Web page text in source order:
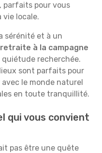
parfaits pour vous
vie locale.
sérénité et à un
retraite à la campagne
recherchée.
sont parfaits pour
le monde naturel
en toute tranquillité.
qui vous convient
pas être une quête